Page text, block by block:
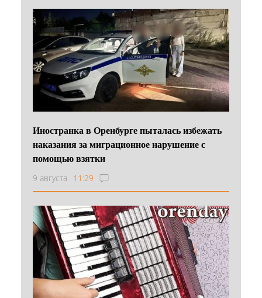
Иностранка в Оренбурге пыталась избежать
наказания за миграционное нарушение с
помощью взятки
9 августа 11:29